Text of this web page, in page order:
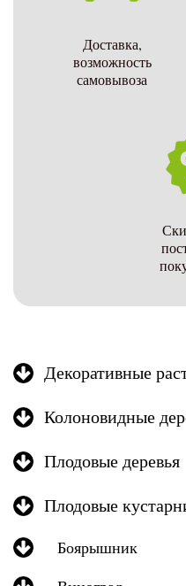
Декоративные
Колоновидные
Плодовые деревья
Плодовые
Боярышник
Доставка,
возможность
самовывоза